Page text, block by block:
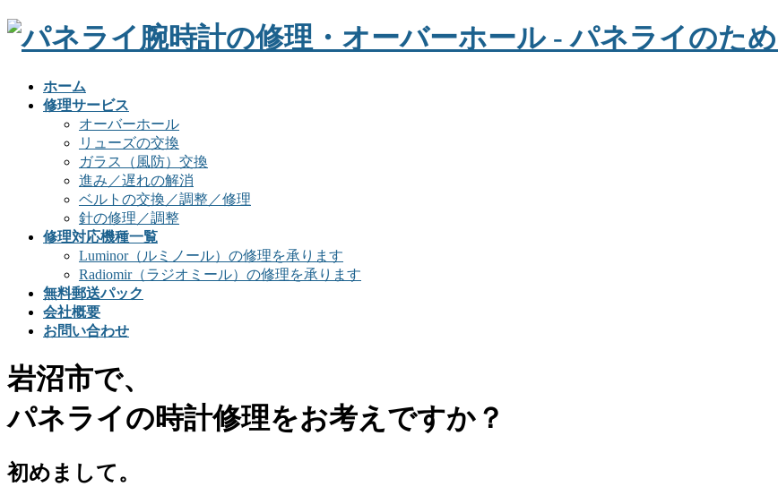
ホーム
修理サービス
オーバーホール
リューズの交換
ガラス（風防）交換
進み／遅れの解消
ベルトの交換／調整／修理
針の修理／調整
修理対応機種一覧
Luminor（ルミノール）の修理を承ります
Radiomir（ラジオミール）の修理を承ります
無料郵送パック
会社概要
お問い合わせ
岩沼市で、
パネライの時計修理をお考えですか？
初めまして。